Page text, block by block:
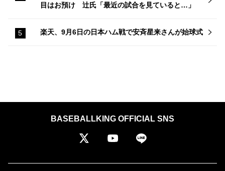
目はお預け 辻氏「最近の試合を見ていると…」
楽天、9月6日の日本ハム戦で安斉星来さんが始球式
BASEBALLKING OFFICIAL SNS